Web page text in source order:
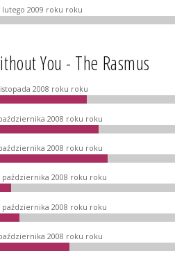
lutego 2009 roku roku
You - The Rasmus
2008 roku roku
2008 roku roku
2008 roku roku
października 2008 roku roku
października 2008 roku roku
2008 roku roku